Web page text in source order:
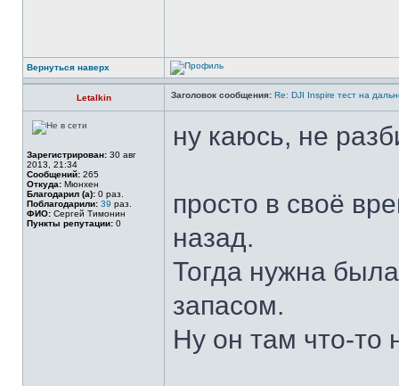
Вернуться наверх
Letalkin Заголовок сообщения: Re: DJI Inspire тест на
Зарегистрирован: 30 авг
2013, 21:34
Сообщений: 265
Откуда: Мюнхен
Благодарил (а): 0 раз.
Поблагодарили: 39 раз.
ФИО: Сергей Тимонин
Пункты репутации: 0
ну каюсь, не
просто в своё
назад.
Тогда нужна
запасом.
Ну он там что-то